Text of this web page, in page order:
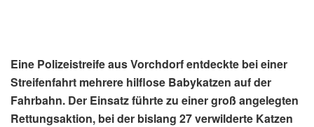
Eine Polizeistreife aus Vorchdorf entdeckte bei einer
Streifenfahrt mehrere hilflose Babykatzen auf der
Fahrbahn. Der Einsatz führte zu einer groß angelegten
Rettungsaktion, bei der bislang 27 verwilderte Katzen